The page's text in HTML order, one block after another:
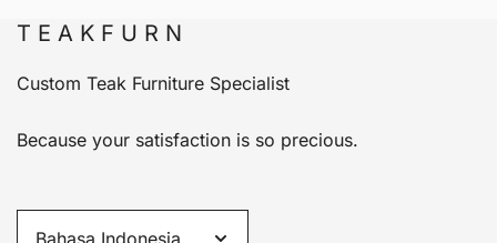
T E A K F U R N
Custom Teak Furniture Specialist
Because your satisfaction is so precious.